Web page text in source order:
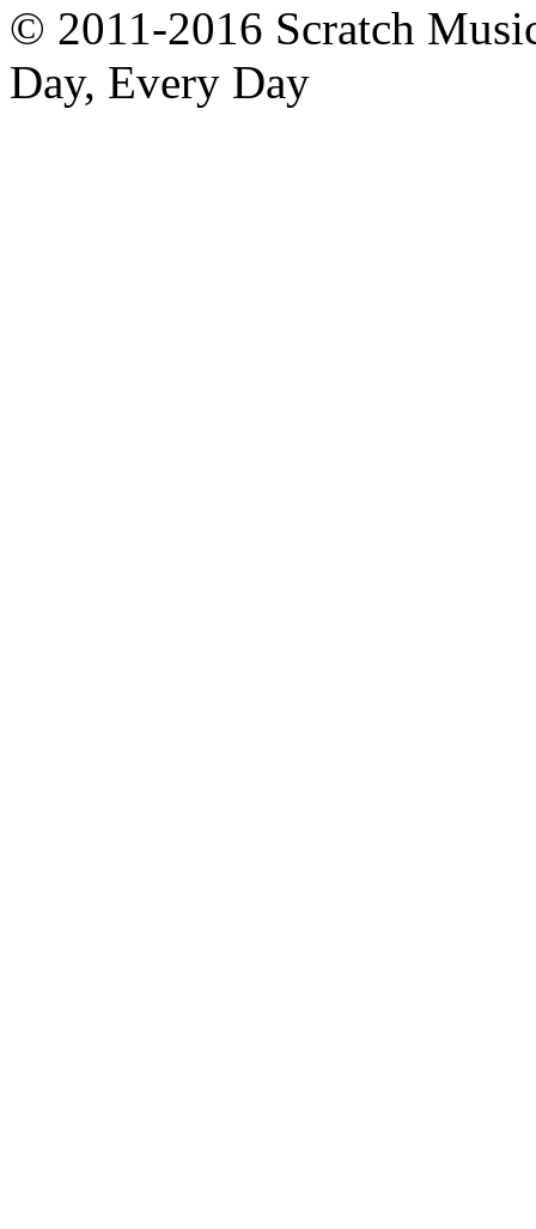
© 2011-2016 Scratch
Day, Every Day